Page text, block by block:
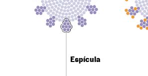
Espícula